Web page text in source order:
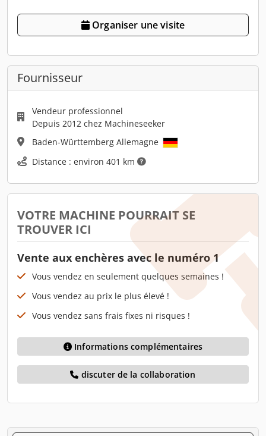
Organiser une visite
Fournisseur
Vendeur professionnel
Depuis 2012 chez Machineseeker
Baden-Württemberg Allemagne
Distance : environ 401 km
VOTRE MACHINE POURRAIT SE
TROUVER ICI
Vente aux enchères avec le numéro 1
Vous vendez en seulement quelques semaines !
Vous vendez au prix le plus élevé !
Vous vendez sans frais fixes ni risques !
Informations complémentaires
discuter de la collaboration